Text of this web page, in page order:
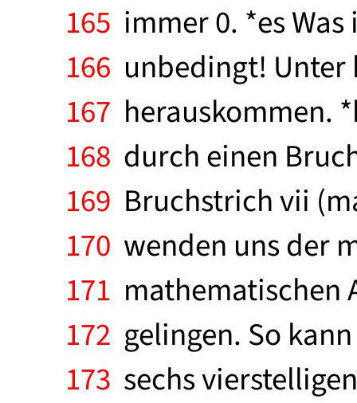
165 immer 0. *es
166 unbedingt! Unter
167 herauskommen.
168 durch einen
169 Bruchstrich vii
170 wenden uns der
171 mathematischen
172 gelingen. So
173 sechs